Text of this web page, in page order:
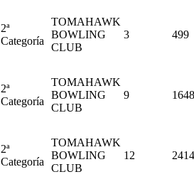
2ª
Categoría
TOMAHAWK
BOWLING
CLUB
3 499
2ª
Categoría
TOMAHAWK
BOWLING
CLUB
9 1648
2ª
Categoría
TOMAHAWK
BOWLING
CLUB
12 2414